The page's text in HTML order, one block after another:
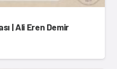
| Ali Eren Demir